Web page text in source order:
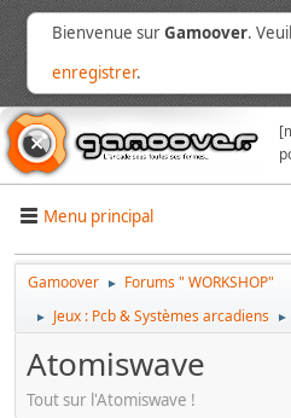
Bienvenue surGamoover.
enregistrer.
Menu principal
Gamoover ► Forums " WORKSHOP"
► Jeux : Pcb & Systèmes arcadiens ►
Atomiswave
Tout sur l'Atomiswave !